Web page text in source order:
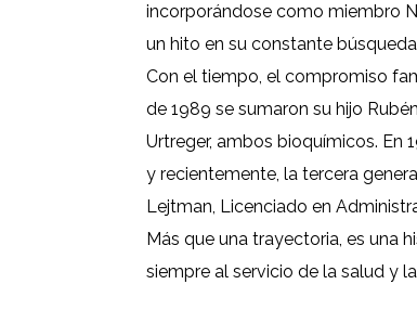
incorporándose como miembro
un hito en su constante
Con el tiempo, el compromiso
de 1989 se sumaron su hijo
Urtreger, ambos bioquímicos. En
y recientemente, la tercera
Lejtman, Licenciado en
Más que una trayectoria, es una
siempre al servicio de la salud y